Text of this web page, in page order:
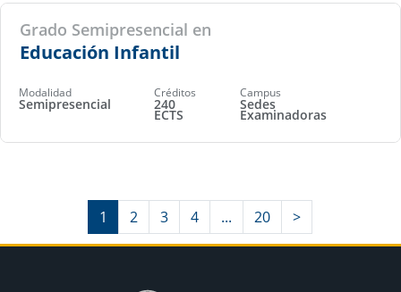
Grado Semipresencial en
Educación Infantil
Modalidad
Semipresencial
Créditos
240
ECTS
Campus
Sedes
Examinadoras
1 2 3 4 ... 20 >